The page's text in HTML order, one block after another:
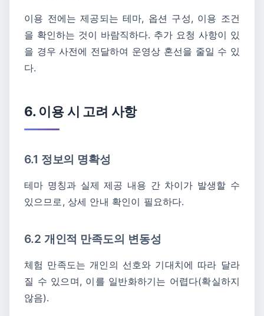
이용 전에는 제공되는 테마, 옵션 구성, 이용 조건
을 확인하는 것이 바람직하다. 추가 요청 사항이 있
을 경우 사전에 전달하여 운영상 혼선을 줄일 수 있
다.
6. 이용 시 고려 사항
6.1 정보의 명확성
테마 명칭과 실제 제공 내용 간 차이가 발생할 수
있으므로, 상세 안내 확인이 필요하다.
6.2 개인적 만족도의 변동성
체험 만족도는 개인의 선호와 기대치에 따라 달라
질 수 있으며, 이를 일반화하기는 어렵다(확실하지
않음).